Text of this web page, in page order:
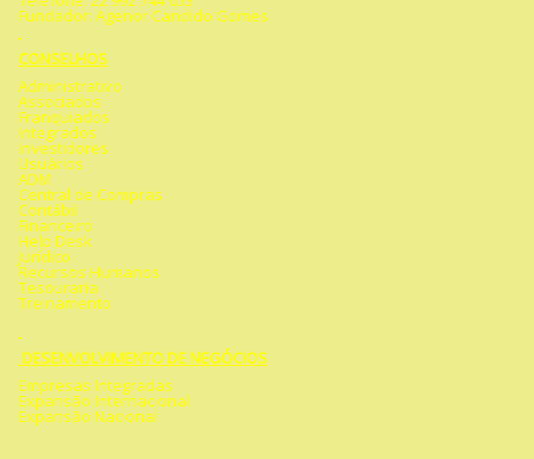
Fundador: Agenor Candido Gomes
CONSELHOS
Administrativo
Associados
Franquiados
Integrados
Investidores
Usuários
ADM
Central de Compras
Contábil
Financeiro
Help Desk
Jurídico
Recursos Humanos
Tesouraria
Treinamento
DESENVOLVIMENTO DE NEGÓCIOS
Empresas Integradas
Expansão Internacional
Expansão Nacional